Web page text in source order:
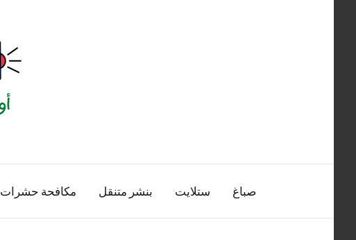
صباغ ستلايت بنشر متنقل مكافحة حشرات